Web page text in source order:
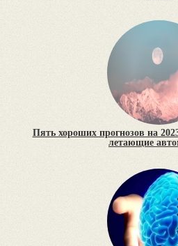
Пять хороших прогнозов на
летающие